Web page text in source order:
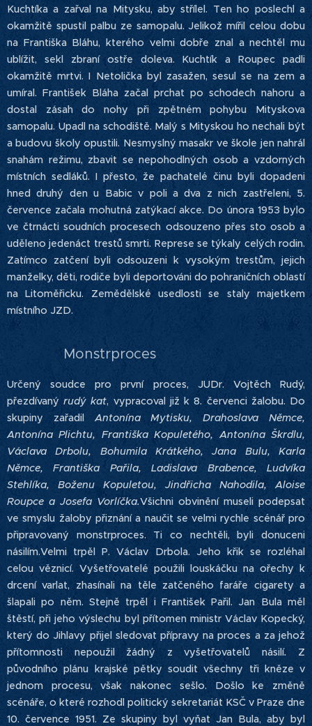
Kuchtíka a zařval na Mitysku, aby střílel. Ten ho poslechl a
okamžitě spustil palbu ze samopalu. Jelikož mířil celou dobu
na Františka Bláhu, kterého velmi dobře znal a nechtěl mu
ublížit, sekl zbraní ostře doleva. Kuchtík a Roupec padli
okamžitě mrtvi. I Netolička byl zasažen, sesul se na zem a
umíral. František Bláha začal prchat po schodech nahoru a
dostal zásah do nohy při zpětném pohybu Mityskova
samopalu. Upadl na schodiště. Malý s Mityskou ho nechali být
a budovu školy opustili. Nesmyslný masakr ve škole jen nahrál
snahám režimu, zbavit se nepohodlných osob a vzdorných
místních sedláků. I přesto, že pachatelé činu byli dopadeni
hned druhý den u Babic v poli a dva z nich zastřeleni, 5.
července začala mohutná zatýkací akce. Do února 1953 bylo
ve čtrnácti soudních procesech odsouzeno přes sto osob a
uděleno jedenáct trestů smrti. Represe se týkaly celých rodin.
Zatímco zatčení byli odsouzeni k vysokým trestům, jejich
manželky, děti, rodiče byli deportováni do pohraničních oblastí
na Litoměřicku. Zemědělské usedlosti se staly majetkem
místního JZD.
Monstrproces
Určený soudce pro první proces, JUDr. Vojtěch Rudý,
přezdívanýrudý kat, vypracoval již k 8. červenci žalobu. Do
skupiny zařadil Antonína Mytisku, Drahoslava Němce,
Antonína Plichtu, Františka Kopuletého, Antonína Škrdlu,
Václava Drbolu, Bohumila Krátkého, Jana Bulu, Karla
Němce, Františka Pařila, Ladislava Brabence, Ludvíka
Stehlíka, Boženu Kopuletou, Jindřicha Nahodila, Aloise
Roupce a Josefa Vorlíčka.Všichni obvinění museli podepsat
ve smyslu žaloby přiznání a naučit se velmi rychle scénář pro
připravovaný monstrproces. Ti co nechtěli, byli donuceni
násilím.Velmi trpěl P. Václav Drbola. Jeho křik se rozléhal
celou věznicí. Vyšetřovatelé použili louskáčku na ořechy k
drcení varlat, zhasínali na těle zatčeného faráře cigarety a
šlapali po něm. Stejně trpěl i František Pařil. Jan Bula měl
štěstí, při jeho výslechu byl přítomen ministr Václav Kopecký,
který do Jihlavy přijel sledovat přípravy na proces a za jehož
přítomnosti nepoužil žádný z vyšetřovatelů násilí. Z
původního plánu krajské pětky soudit všechny tři kněze v
jednom procesu, však nakonec sešlo. Došlo ke změně
scénáře, o které rozhodl politický sekretariát KSČ v Praze dne
10. července 1951. Ze skupiny byl vyňat Jan Bula, aby byl